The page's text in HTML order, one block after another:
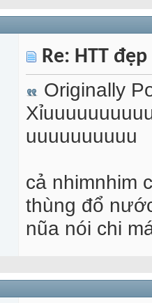
Re: HTT
Originally
uuuuuuuuuu
cả nhimnhim
thùng đổ
nũa nói chi